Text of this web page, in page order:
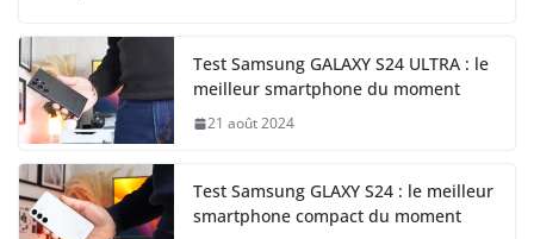
Test Samsung GALAXY S24 ULTRA : le
meilleur smartphone du moment
21 août 2024
Test Samsung GLAXY S24 : le meilleur
smartphone compact du moment